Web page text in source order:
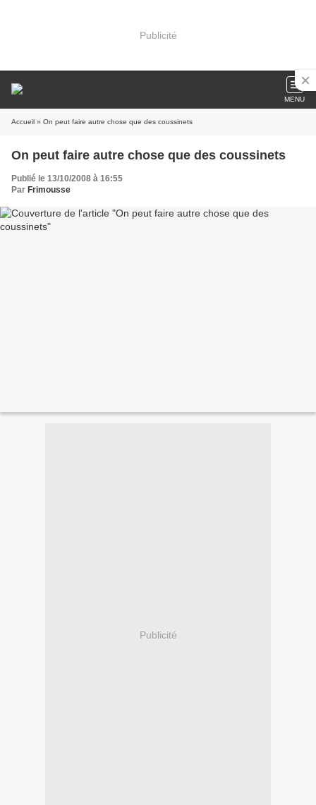
Publicité
MENU
Accueil » On peut faire autre chose que des coussinets
On peut faire autre chose que des coussinets
Publié le 13/10/2008 à 16:55
Par Frimousse
Publicité